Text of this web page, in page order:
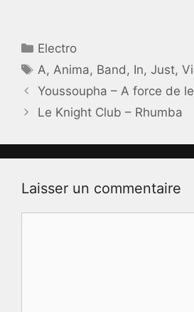
Catégories
Electro
Étiquettes
A, Anima, Band , In,Just,
Youssoupha – A force de
Le Knight Club – Rhumba
Laisser un commentaire